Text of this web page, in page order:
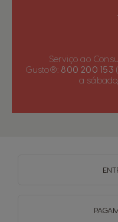
Serviço ao
Gusto®: 800 200 153
a